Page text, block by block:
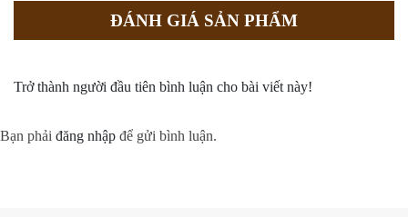
ĐÁNH GIÁ SẢN PHẨM
Trở thành người đầu tiên bình luận cho bài viết này!
Bạn phải đăng nhập để gửi bình luận.